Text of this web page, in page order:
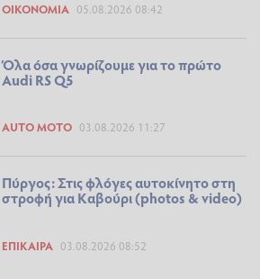
ΟΙΚΟΝΟΜΊΑ 05.08.2026 08:42
Όλα όσα γνωρίζουμε για το πρώτο
Audi RS Q5
AUTO MOTO 03.08.2026 11:27
Πύργος: Στις φλόγες αυτοκίνητο στη
στροφή για Καβούρι (photos & video)
ΕΠΊΚΑΙΡΑ 03.08.2026 08:52